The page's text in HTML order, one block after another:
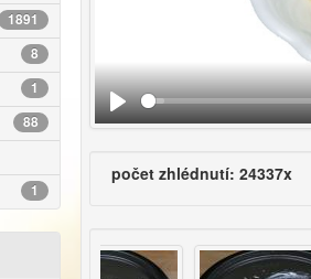
1891
8
1
88
1
počet zhlédnutí: 24337x